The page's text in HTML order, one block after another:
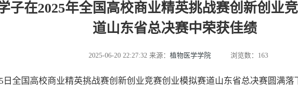
子在2025年全国高校商业精英挑战赛创新创业
道山东省总决赛中荣获佳绩
2025-06-20 22:27:32 来源：植物医学学院 浏览数： 163
国高校商业精英挑战赛创新创业竞赛创业模拟赛道山东省总决赛圆满落